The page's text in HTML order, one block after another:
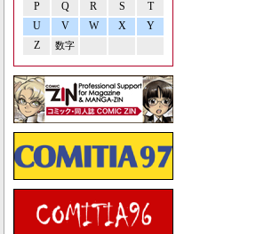
P Q R S
T
U
V W X
Y
Z
数字